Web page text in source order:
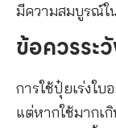
มีความสมบูรณ์ใ
ข้อควรระ
การใช้ปุ๋ยเร่งใ
แต่หากใช้มากเ